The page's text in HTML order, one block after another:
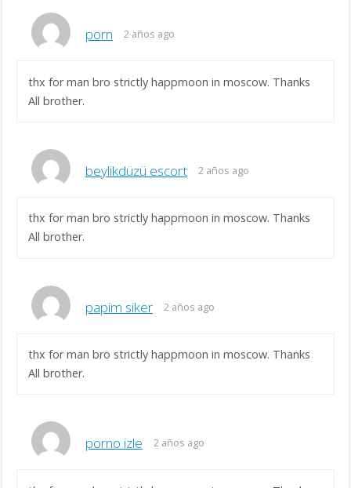
porn 2 años ago
thx for man bro strictly happmoon in moscow. Thanks
All brother.
beylikdüzü escort 2 años ago
thx for man bro strictly happmoon in moscow. Thanks
All brother.
papim siker 2 años ago
thx for man bro strictly happmoon in moscow. Thanks
All brother.
porno izle 2 años ago